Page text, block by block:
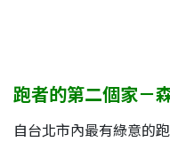
跑者的第二個家－
自台北市內最有綠意的